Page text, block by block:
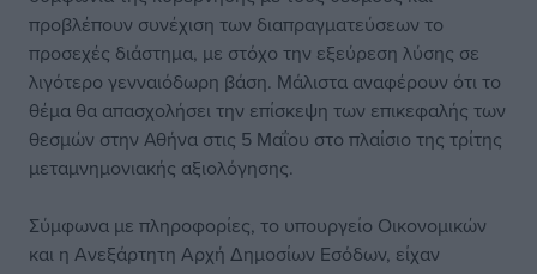
προβλέπουν συνέχιση των διαπραγματεύσεων το
προσεχές διάστημα, με στόχο την εξεύρεση λύσης σε
λιγότερο γενναιόδωρη βάση. Μάλιστα αναφέρουν ότι το
θέμα θα απασχολήσει την επίσκεψη των επικεφαλής των
θεσμών στην Αθήνα στις 5 Μαΐου στο πλαίσιο της τρίτης
μεταμνημονιακής αξιολόγησης.
Σύμφωνα με πληροφορίες, το υπουργείο Οικονομικών
και η Ανεξάρτητη Αρχή Δημοσίων Εσόδων, είχαν